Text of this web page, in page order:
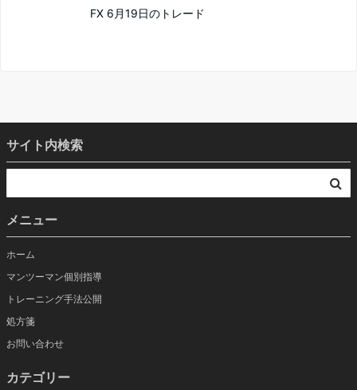
FX 6月19日のトレード
サイト内検索
メニュー
ホーム
マンツーマン個別指導
トレーニング手法公開
処方箋
お問い合わせ
カテゴリー